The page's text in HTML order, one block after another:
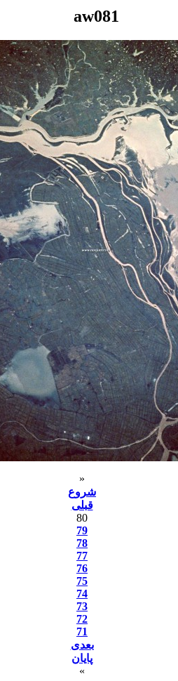
aw081
«
شروع
قبلی
80
79
78
77
76
75
74
73
72
71
بعدی
پایان
»